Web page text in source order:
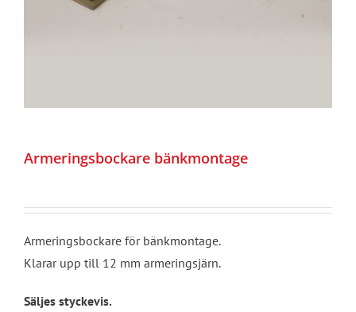
Armeringsbockare bänkmontage
Armeringsbockare för bänkmontage.
Klarar upp till 12 mm armeringsjärn.
Säljes styckevis.